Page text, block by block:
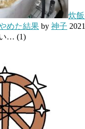
炊
めた結果 by 神子
… (1)